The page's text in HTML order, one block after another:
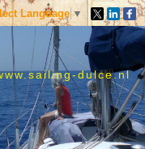
Language ▼
dulce.nl